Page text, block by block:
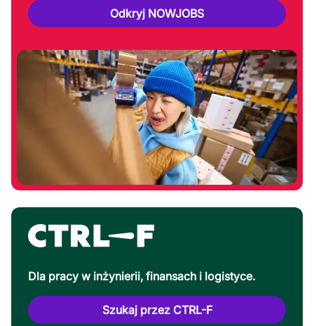
Odkryj NOWJOBS
Dla pracy w inżynierii, finansach i logistyce.
Szukaj przez CTRL-F